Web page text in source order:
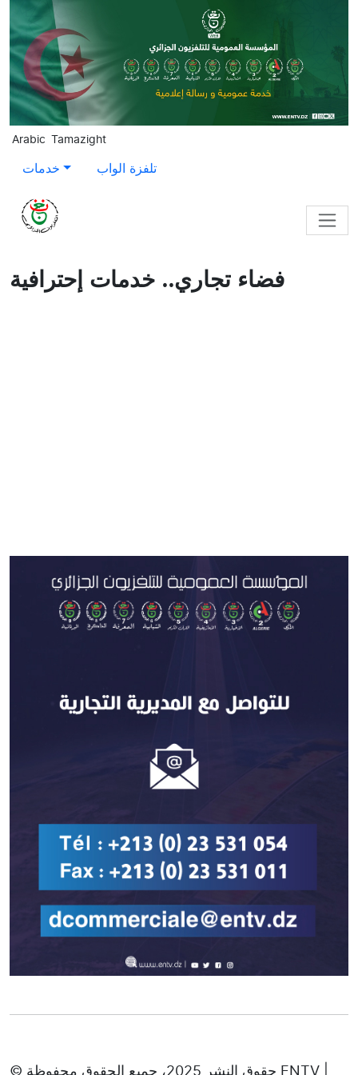
Skip to main content
Arabic Tamazight
خدمات تلفزة الواب
فضاء تجاري.. خدمات إحترافية
© حقوق النشر 2025، جميع الحقوق محفوظة ENTV |